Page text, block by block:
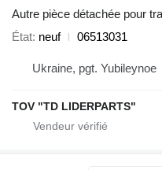
Autre pièce détachée pour
État neuf 06513031
Ukraine, pgt. Yubileynoe
TOV "TD LIDERPARTS"